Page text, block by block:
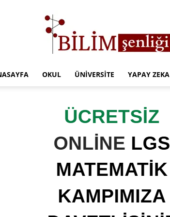
Eğitim
OKUL ÜNIVERSITE YAPAY ZEKA